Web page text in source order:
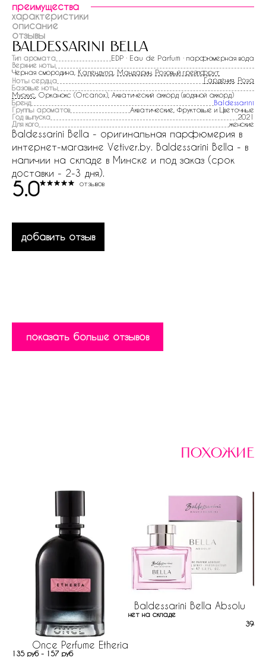
преимущества
характеристики
описание
отзывы
baldessarini bella
Тип аромата
EDP · Eau de Parfum · парфюмерная вода
Верхние ноты
Черная смородина, Календула Мандарин Розовый грейпфрут
Ноты сердца
Гардения Роза
Базовые ноты
Мускус , Орканокс (Orcanox), Акватический аккорд (водяной аккорд)
Бренд
Baldessarini
Группы ароматов
Акватические, Фруктовые и Цветочные
Год выпуска
2021
Для кого
женские
Baldessarini Bella - оригинальная парфюмерия в
интернет-магазине Vetiver.by. Baldessarini Bella - в
наличии на складе в Минске и под заказ (срок
доставки - 2-3 дня).
5.0 отзывов
добавить отзыв
показать больше отзывов
похожие
Once Perfume Etheria
135 руб - 157 руб
Baldessarini Bella Absolu
нет на складе
398